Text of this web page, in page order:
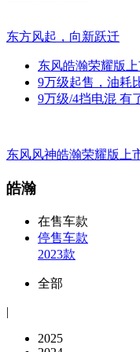
东方风起，向新跃迁
东风皓瀚荣耀版
9万级起售，油耗
9万级/4挡电混 有
东风风神皓瀚荣耀版上
皓瀚
在售车款
停售车款
2023款
全部
|
2025